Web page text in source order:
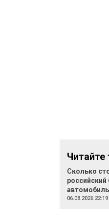
Читайте
Сколько
06.08.2026 22:19